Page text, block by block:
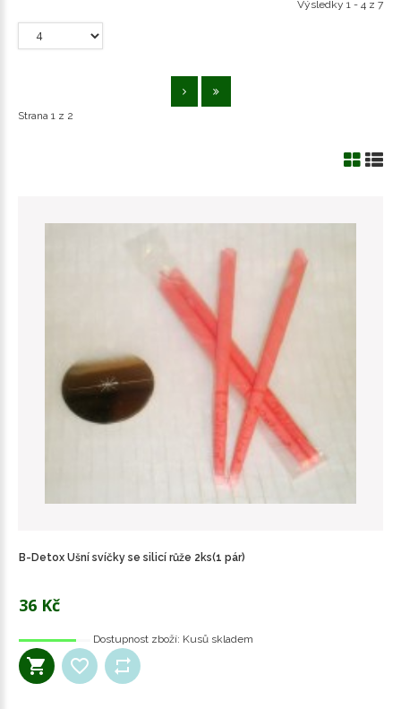
Výsledky 1 - 4 z 7
Strana 1 z 2
B-Detox Ušní svíčky se silicí růže 2ks(1 pár)
36 Kč
Dostupnost zboží: Kusů skladem